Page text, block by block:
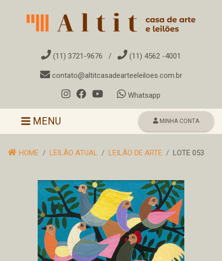
(11) 3721-9676 / (11) 4562 -4001
contato@altitcasadearteeleiloes.com.br
Whatsapp
Toggle navigation
MENU MINHA CONTA
HOME LEILÃO ATUAL LEILÃO DE ARTE LOTE 053